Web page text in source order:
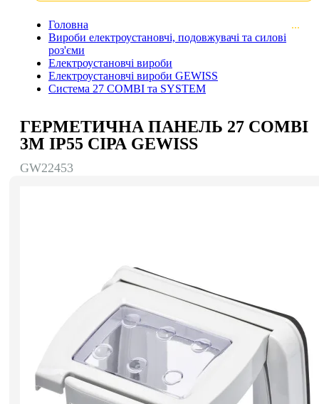
Головна
Вироби електроустановчі, подовжувачі та силові
роз'єми
Електроустановчі вироби
Електроустановчі вироби GEWISS
Система 27 COMBI та SYSTEM
ГЕРМЕТИЧНА ПАНЕЛЬ 27 COMBI
3М IP55 СІРА GEWISS
GW22453